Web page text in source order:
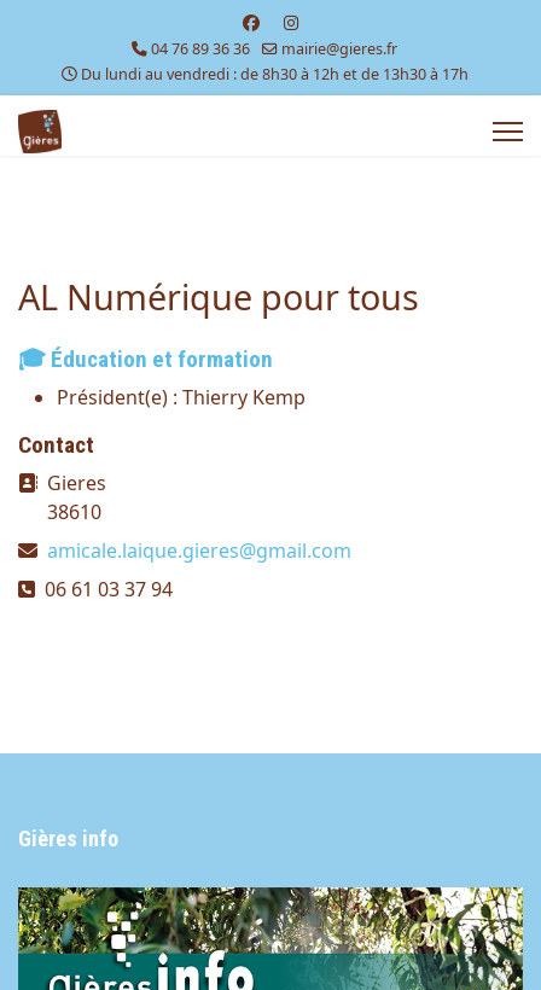
04 76 89 36 36
mairie@gieres.fr
Du lundi au vendredi : de 8h30 à 12h et de 13h30 à 17h
AL Numérique pour tous
🎓 Éducation et formation
Président(e) : Thierry Kemp
Contact
Adresse
Gieres
38610
E-mail
amicale.laique.gieres@gmail.com
Téléphone
06 61 03 37 94
Gières info